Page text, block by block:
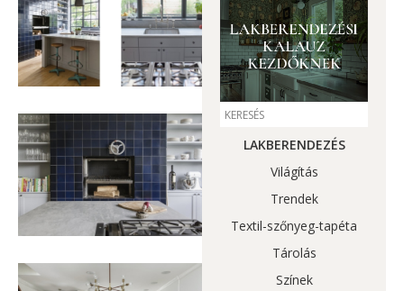
LAKBERENDEZÉS
Világítás
Trendek
Textil-szőnyeg-tapéta
Tárolás
Színek